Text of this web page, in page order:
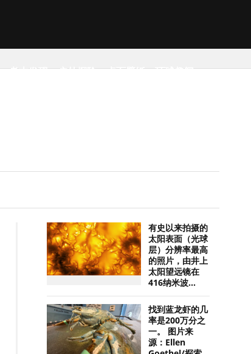
考古发现 户外探险 桌面壁纸 环球趣闻
有史以来拍摄的
太阳表面（光球
层）分辨率最高
的照片，由井上
太阳望远镜在
416纳米波...
找到蓝龙虾的几
率是200万分之
一。 图片来
源：Ellen